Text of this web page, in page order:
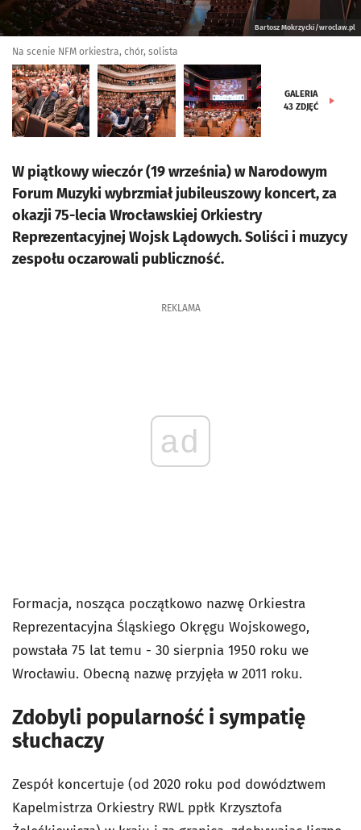
Bartosz Mokrzycki/wroclaw.pl
Na scenie NFM orkiestra, chór, solista
GALERIA
43 ZDJĘĆ
W piątkowy wieczór (19 września) w Narodowym
Forum Muzyki wybrzmiał jubileuszowy koncert, za
okazji 75-lecia Wrocławskiej Orkiestry
Reprezentacyjnej Wojsk Lądowych. Soliści i muzycy
zespołu oczarowali publiczność.
REKLAMA
ad
Formacja, nosząca początkowo nazwę Orkiestra
Reprezentacyjna Śląskiego Okręgu Wojskowego,
powstała 75 lat temu - 30 sierpnia 1950 roku we
Wrocławiu. Obecną nazwę przyjęła w 2011 roku.
Zdobyli popularność i sympatię
słuchaczy
Zespół koncertuje (od 2020 roku pod dowództwem
Kapelmistrza Orkiestry RWL ppłk Krzysztofa